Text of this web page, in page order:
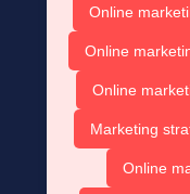
Online
Online
Online
Marketing
Online